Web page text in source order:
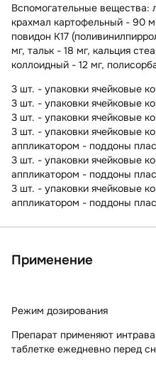
Вспомогательные вещества:
крахмал картофельный - 90
повидон K17
мг, тальк - 18 мг, кальция
коллоидный - 12 мг,
3 шт. - упаковки ячейковые
3 шт. - упаковки ячейковые
3 шт. - упаковки ячейковые
3 шт. - упаковки ячейковые
аппликатором - поддоны
3 шт. - упаковки ячейковые
аппликатором - поддоны
3 шт. - упаковки ячейковые
аппликатором - поддоны
Применение
Режим дозирования
Препарат применяют
таблетке ежедневно перед